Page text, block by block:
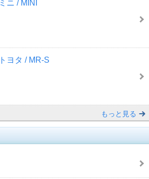
ミニ / MINI
トヨタ / MR-S
もっと見る